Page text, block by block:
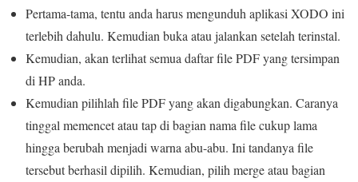
Pertama-tama, tentu anda harus mengunduh aplikasi XODO ini
terlebih dahulu. Kemudian buka atau jalankan setelah terinstal.
Kemudian, akan terlihat semua daftar file PDF yang tersimpan
di HP anda.
Kemudian pilihlah file PDF yang akan digabungkan. Caranya
tinggal memencet atau tap di bagian nama file cukup lama
hingga berubah menjadi warna abu-abu. Ini tandanya file
tersebut berhasil dipilih. Kemudian, pilih merge atau bagian